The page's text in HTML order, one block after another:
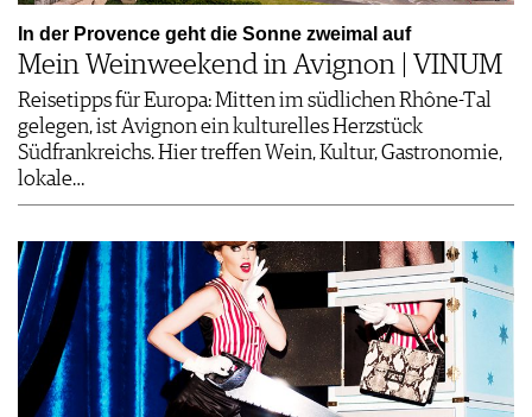
In der Provence geht die Sonne zweimal auf
Mein Weinweekend in Avignon | VINUM
Reisetipps für Europa: Mitten im südlichen Rhône-Tal
gelegen, ist Avignon ein kulturelles Herzstück
Südfrankreichs. Hier treffen Wein, Kultur, Gastronomie,
lokale…